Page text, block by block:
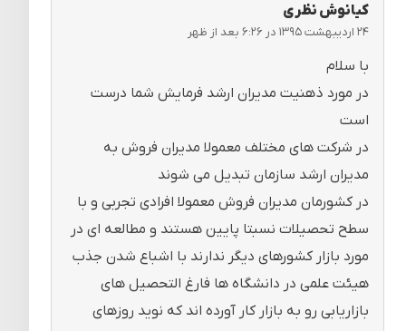
کیانوش نظری
۲۴ اردیبهشت ۱۳۹۵ در ۶:۲۶ بعد از ظهر
با سلام
در مورد ذهنیت مدیران ارشد فرمایش شما درست
است
در شرکت های مختلف معمولا مدیران فروش به
مدیران ارشد سازمان تبدیل می شوند
در کشورمان مدیران فروش معمولا افرادی تجربی و با
سطح تحصیلات نسبتا پایین هستند و مطالعه ای در
مورد بازار کشورهای دیگر ندارند با اشباع شدن جذب
هیئت علمی در دانشگاه ها فارغ التحصیل های
بازاریابی رو به بازار کار آورده اند که نوید روزهای